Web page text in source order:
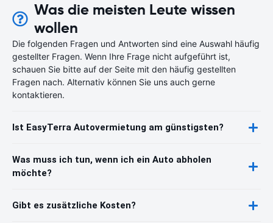
Was die meisten Leute wissen
wollen
Die folgenden Fragen und Antworten sind eine Auswahl häufig
gestellter Fragen. Wenn Ihre Frage nicht aufgeführt ist,
schauen Sie bitte auf der Seite mit den häufig gestellten
Fragen nach. Alternativ können Sie uns auch gerne
kontaktieren.
Ist EasyTerra Autovermietung am günstigsten?
Was muss ich tun, wenn ich ein Auto abholen
möchte?
Gibt es zusätzliche Kosten?